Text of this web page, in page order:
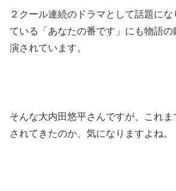
２クール連続のドラマとして話題に
ている「あなたの番です」にも物語
演されています。
そんな大内田悠平さんですが、これ
されてきたのか、気になりますよね。